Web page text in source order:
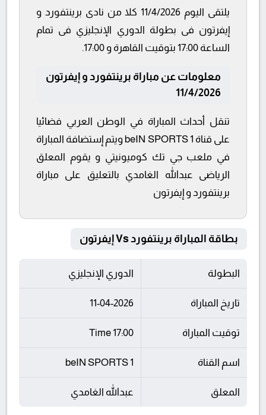
يلتقى اليوم 11/4/2026 كلا من نادى برينتفورد و
إيفرتون فى بطولة الدوري الإنجليزي فى تمام
الساعة 17:00 بتوقيت القاهرة و 17:00.
معلومات عن مباراة برينتفورد و إيفرتون
11/4/2026
تنقل أحداث المباراة في الوطن العربي فضائيا
على قناة beIN SPORTS 1 ويتم إستضافة المباراة
في ملعب جي تك كوميونيتي و يقوم المعلق
الرياضى عبدالله الغامدي بالتعليق على مباراة
برينتفورد و إيفرتون
بطاقة المباراة برينتفورد Vs إيفرتون
البطولة الدوري الإنجليزي
تاريخ المباراة 11-04-2026
توقيت المباراة 17:00 Time
اسم القناة beIN SPORTS 1
المعلق عبدالله الغامدي